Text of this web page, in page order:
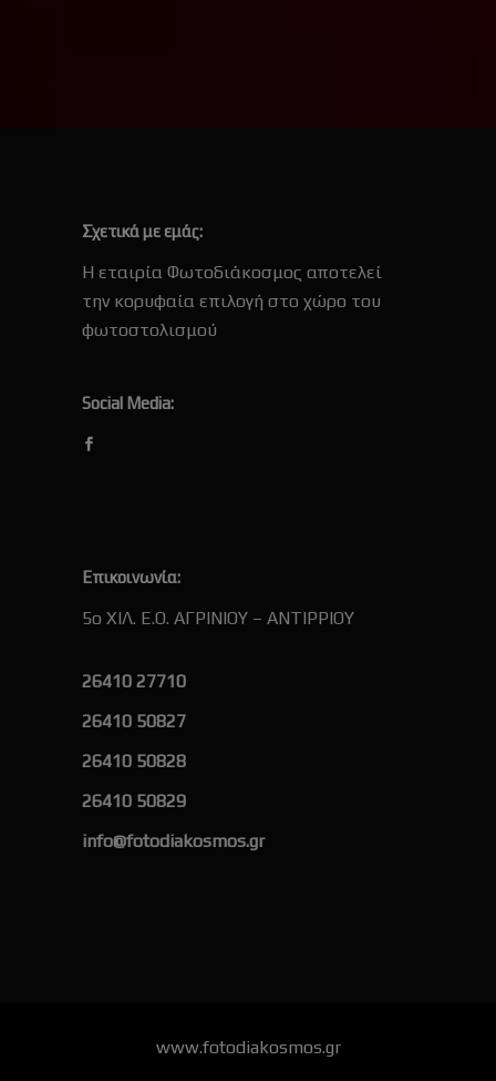
Σχετικά με εμάς:
Η εταιρία Φωτοδιάκοσμος αποτελεί
την κορυφαία επιλογή στο χώρο του
φωτοστολισμού
Social Media:
Επικοινωνία:
5ο ΧΙΛ. Ε.Ο. ΑΓΡΙΝΙΟΥ – ΑΝΤΙΡΡΙΟΥ
26410 27710
26410 50827
26410 50828
26410 50829
info@fotodiakosmos.gr
www.fotodiakosmos.gr